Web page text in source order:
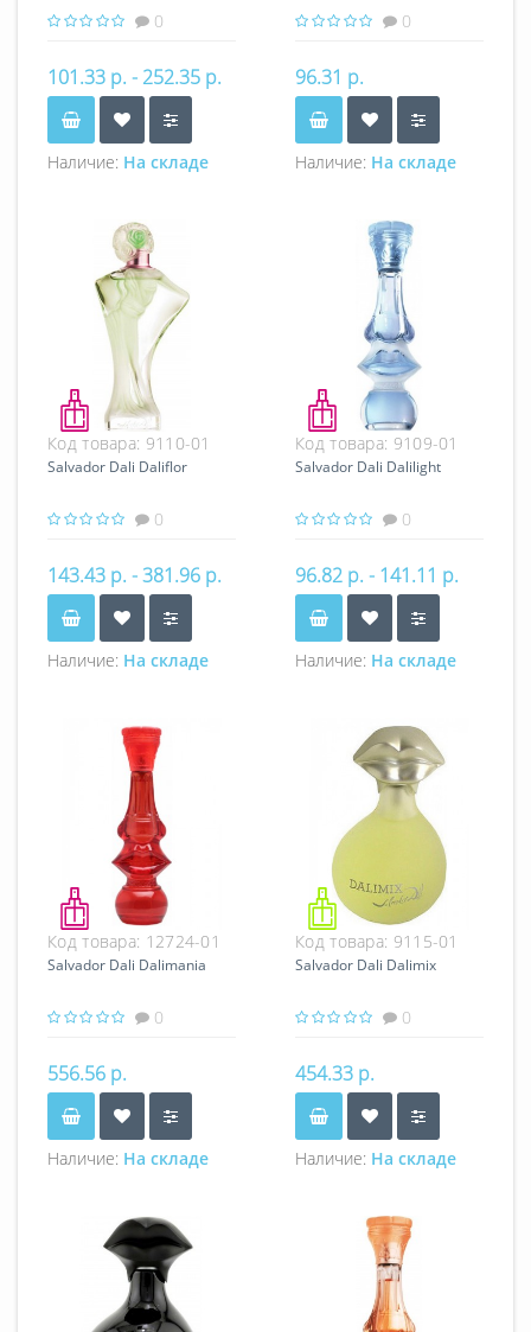
0
101.33 р. - 252.35 р.
Наличие: На складе
0
96.31 р.
Наличие: На складе
Код товара: 9110-01
Salvador Dali Daliflor
0
143.43 р. - 381.96 р.
Наличие: На складе
Код товара: 9109-01
Salvador Dali Dalilight
0
96.82 р. - 141.11 р.
Наличие: На складе
Код товара: 12724-01
Salvador Dali Dalimania
0
556.56 р.
Наличие: На складе
Код товара: 9115-01
Salvador Dali Dalimix
0
454.33 р.
Наличие: На складе